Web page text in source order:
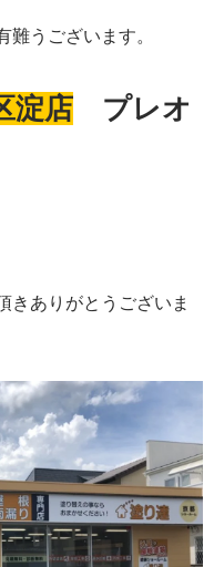
難うございます。
淀店 プレオ
きありがとうございま